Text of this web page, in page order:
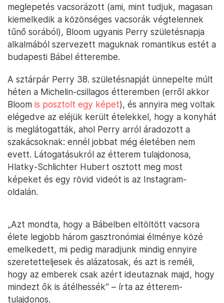
meglepetés vacsorázott (ami, mint tudjuk, magasan
kiemelkedik a közönséges vacsorák végtelennek
tűnő sorából), Bloom ugyanis Perry születésnapja
alkalmából szervezett maguknak romantikus estét a
budapesti Bábel étterembe.
A sztárpár Perry 38. születésnapját ünnepelte múlt
héten a Michelin-csillagos étteremben (erről akkor
Bloom is posztolt egy képet), és annyira meg voltak
elégedve az eléjük került ételekkel, hogy a konyhát
is meglátogatták, ahol Perry arról áradozott a
szakácsoknak: ennél jobbat még életében nem
evett. Látogatásukról az étterem tulajdonosa,
Hlatky-Schlichter Hubert osztott meg most
képeket és egy rövid videót is az Instagram-
oldalán.
„Azt mondta, hogy a Bábelben eltöltött vacsora
élete legjobb három gasztronómiai élménye közé
emelkedett, mi pedig maradjunk mindig ennyire
szeretetteljesek és alázatosak, és azt is reméli,
hogy az emberek csak azért ideutaznak majd, hogy
mindezt ők is átélhessék” – írta az étterem-
tulajdonos.